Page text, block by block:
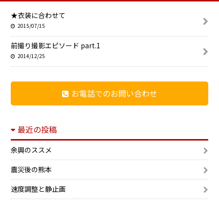
★衣装に合わせて
2015/07/15
前撮り撮影エピソード part.1
2014/12/25
お電話でのお問い合わせ
最近の投稿
余興のススメ
震災後の熊本
速度調整と静止画